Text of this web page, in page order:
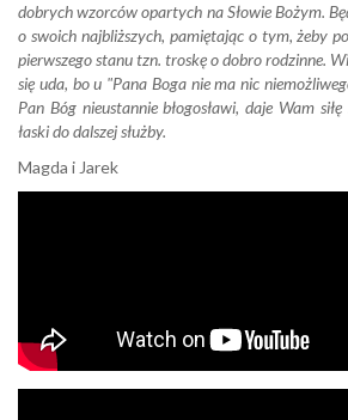
dobrych wzorców opartych na Słowie Bożym.
o swoich najbliższych, pamiętając o tym, żeby
pierwszego stanu tzn. troskę o dobro rodzinne.
się uda, bo u "Pana Boga nie ma nic
Pan Bóg nieustannie błogosławi, daje Wam
łaski do dalszej służby.
Magda i Jarek